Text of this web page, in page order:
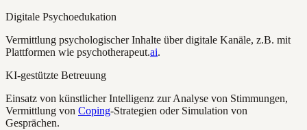
Digitale Psychoedukation
Vermittlung psychologischer Inhalte über digitale Kanäle, z.B. mit
Plattformen wie psychotherapeut.ai.
KI-gestützte Betreuung
Einsatz von künstlicher Intelligenz zur Analyse von Stimmungen,
Vermittlung von Coping-Strategien oder Simulation von
Gesprächen.